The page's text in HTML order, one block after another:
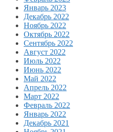
Январь 2023
Декабрь 2022
Ноябрь 2022
Октябрь 2022
Сентябрь 2022
Август 2022
Июль 2022
Июнь 2022
Май 2022
Апрель 2022
Март 2022
Февраль 2022
Январь 2022
Декабрь 2021